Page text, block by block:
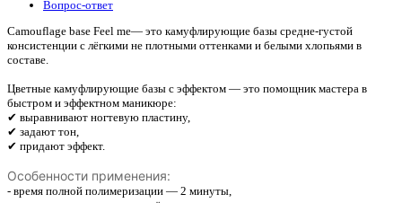
Вопрос-ответ
Camouflage base Feel me— это камуфлирующие базы средне-густой
консистенции с лёгкими не плотными оттенками и белыми хлопьями в
составе.
Цветные камуфлирующие базы с эффектом — это помощник мастера в
быстром и эффектном маникюре:
✔ выравнивают ногтевую пластину,
✔ задают тон,
✔ придают эффект.
Особенности применения:
- время полной полимеризации — 2 минуты,